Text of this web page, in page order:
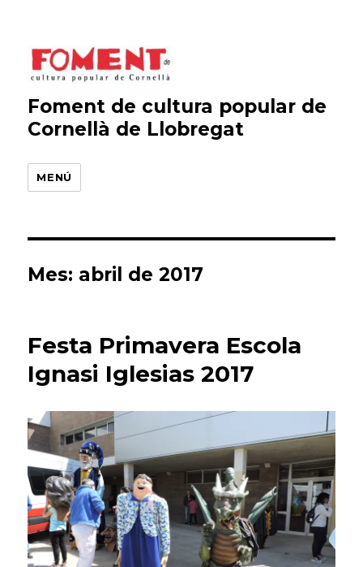
Foment de cultura popular de
Cornellà de Llobregat
MENÚ
Mes: abril de 2017
Festa Primavera Escola
Ignasi Iglesias 2017